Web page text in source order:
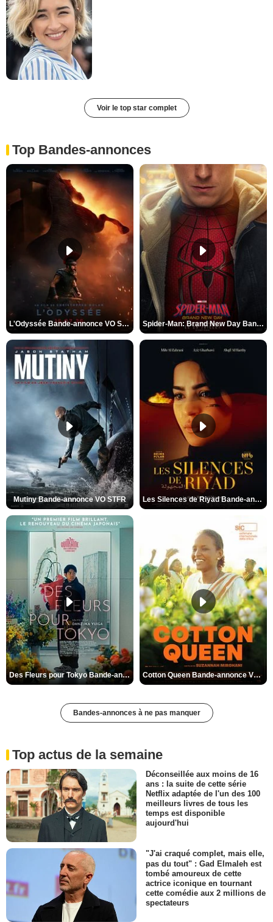
Voir le top star complet
Top Bandes-annonces
L'Odyssée Bande-annonce VO STFR Spider-Man: Brand New Day Bande-annonce VO STFR
Mutiny Bande-annonce VO STFR Les Silences de Riyad Bande-annonce VO STFR
Des Fleurs pour Tokyo Bande-annonce VO STFR Cotton Queen Bande-annonce VO STFR
Bandes-annonces à ne pas manquer
Top actus de la semaine
Déconseillée aux moins de 16
ans : la suite de cette série
Netflix adaptée de l'un des 100
meilleurs livres de tous les
temps est disponible
aujourd'hui
"J'ai craqué complet, mais elle,
pas du tout" : Gad Elmaleh est
tombé amoureux de cette
actrice iconique en tournant
cette comédie aux 2 millions de
spectateurs